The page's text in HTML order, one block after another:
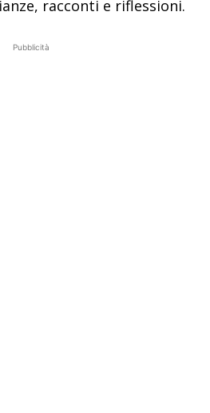
racconti e riflessioni.
Pubblicità